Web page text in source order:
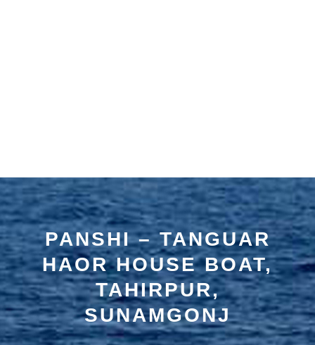
PANSHI – TANGUAR
HAOR HOUSE BOAT,
TAHIRPUR,
SUNAMGONJ